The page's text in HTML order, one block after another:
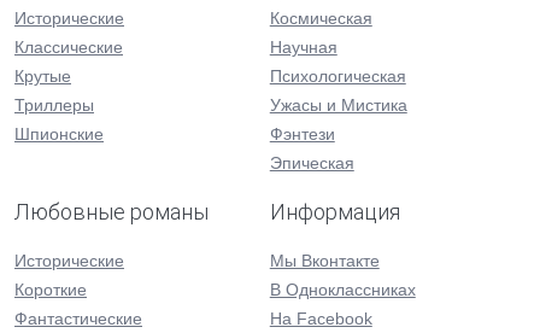
Исторические
Классические
Крутые
Триллеры
Шпионские
Космическая
Научная
Психологическая
Ужасы и Мистика
Фэнтези
Эпическая
Любовные романы
Исторические
Короткие
Фантастические
Информация
Мы Вконтакте
В Одноклассниках
На Facebook